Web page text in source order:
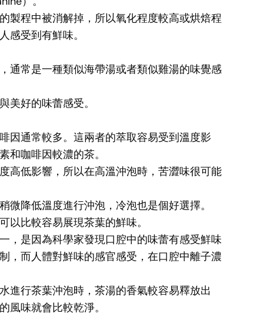
製程中被消解掉，所以氧化程度較高或烘焙程
感受到有鮮味。
通常是一種類似海帶湯或者類似雞湯的味覺感
美好的味蕾感受。
因通常較多。這兩者的萃取容易受到溫度影
和咖啡因較濃的茶。
高低影響，所以在高溫沖泡時，苦澀味很可能
微降低溫度進行沖泡，冷泡也是個好選擇。
以比較容易展現茶葉的鮮味。
，是因為科學家發現口腔中的味蕾有感受鮮味
，而人體對鮮味的感官感受，在口腔中離子濃
進行茶葉沖泡時，茶湯的香氣較容易釋放出
風味就會比較乾淨。